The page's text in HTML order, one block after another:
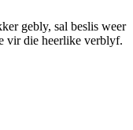
gebly, sal beslis weer
vir die heerlike verblyf.